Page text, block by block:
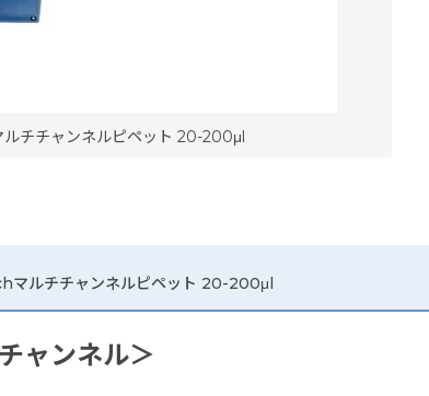
チチャンネルピペット 20-200μl
ルチチャンネルピペット 20-200μl
ャンネル＞